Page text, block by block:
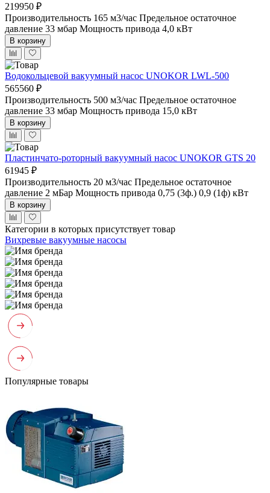
219950 ₽
Производительность 165 м3/час Предельное остаточное
давление 33 мбар Мощность привода 4,0 кВт
В корзину
Водокольцевой вакуумный насос UNOKOR LWL-500
565560 ₽
Производительность 500 м3/час Предельное остаточное
давление 33 мбар Мощность привода 15,0 кВт
В корзину
Пластинчато-роторный вакуумный насос UNOKOR GTS 20
61945 ₽
Производительность 20 м3/час Предельное остаточное
давление 2 мБар Мощность привода 0,75 (3ф.) 0,9 (1ф) кВт
В корзину
Категории в которых присутствует товар
Вихревые вакуумные насосы
Популярные товары